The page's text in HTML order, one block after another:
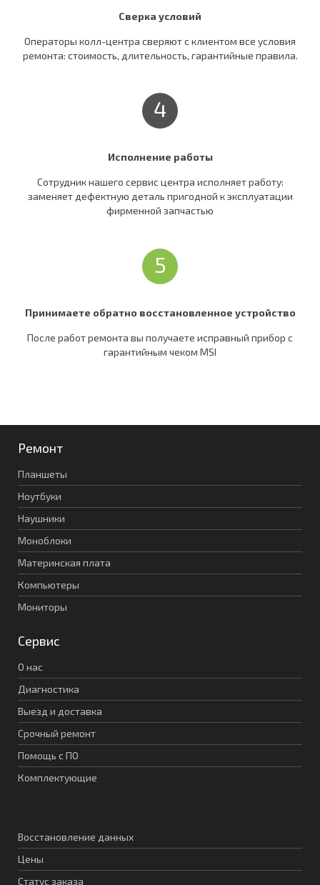
Сверка условий
Операторы колл-центра сверяют c клиентом все условия
ремонта: стоимость, длительность, гарантийные правила.
4
Исполнение работы
Сотрудник нашего сервис центра исполняет работу:
заменяет дефектную деталь пригодной к эксплуатации
фирменной запчастью
5
Принимаете обратно восстановленное устройство
После работ ремонта вы получаете исправный прибор c
гарантийным чеком MSI
Ремонт
Планшеты
Ноутбуки
Наушники
Моноблоки
Материнская плата
Компьютеры
Мониторы
Сервис
О нас
Диагностика
Выезд и доставка
Срочный ремонт
Помощь с ПО
Комплектующие
Восстановление данных
Цены
Статус заказа